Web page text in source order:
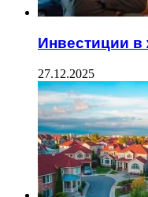
Инвестиции в
27.12.2025